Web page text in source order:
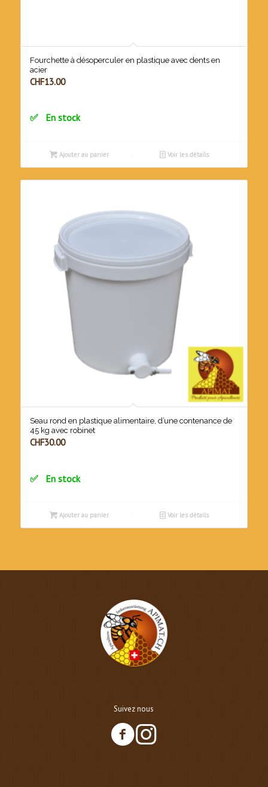
Fourchette à désoperculer en plastique avec dents en
acier
CHF13.00
En stock
Ajouter au panier Voir les détails
Seau rond en plastique alimentaire, d’une contenance de
45 kg avec robinet
CHF30.00
En stock
Ajouter au panier Voir les détails
Suivez nous